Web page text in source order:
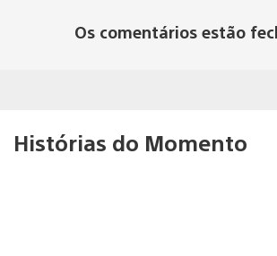
Os comentários estão
Histórias do Momento